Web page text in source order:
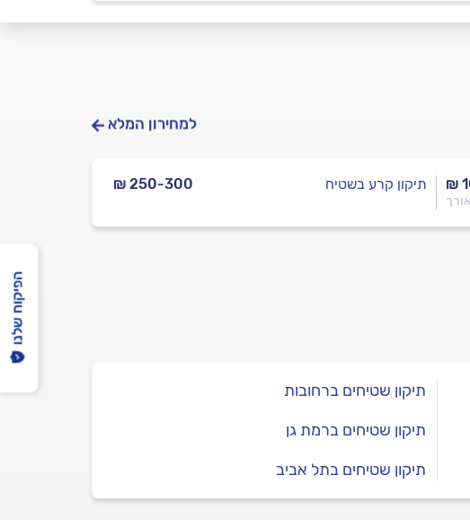
למחירון המלא
₪
₪ 250-300 תיקון קרע בשטיח
תיקון שטיחים ברחובות
תיקון שטיחים ברמת גן
תיקון שטיחים בתל אביב
הפיקוח שלנו